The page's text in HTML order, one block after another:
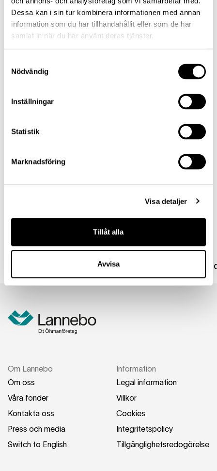
Dessa kan i sin tur kombinera informationen med annan
information som du har tillhandahållit eller som de har
samlat in när du har använt deras tjänster.
Nödvändig
Inställningar
Statistik
Marknadsföring
Visa detaljer
Tillåt alla
Avvisa
https://votingdashboard.glasslewis.com/
Om Lannebo
Om oss
Våra fonder
Kontakta oss
Press och media
Switch to English
Information
Legal information
Villkor
Cookies
Integritetspolicy
Tillgänglighetsredogörelse